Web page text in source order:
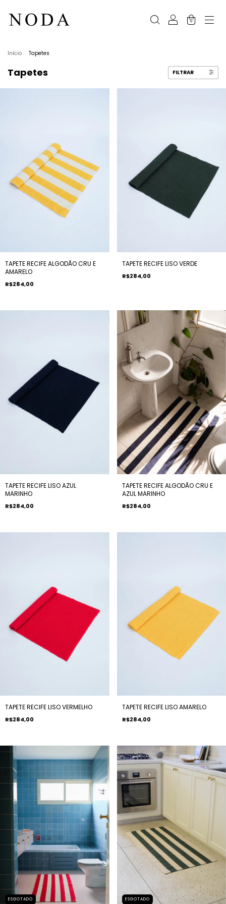
0
Início . Tapetes
Tapetes FILTRAR
TAPETE RECIFE ALGODÃO CRU E
AMARELO
R$284,00
TAPETE RECIFE LISO VERDE
R$284,00
TAPETE RECIFE LISO AZUL
MARINHO
R$284,00
TAPETE RECIFE ALGODÃO CRU E
AZUL MARINHO
R$284,00
TAPETE RECIFE LISO VERMELHO
R$284,00
TAPETE RECIFE LISO AMARELO
R$284,00
ESGOTADO ESGOTADO